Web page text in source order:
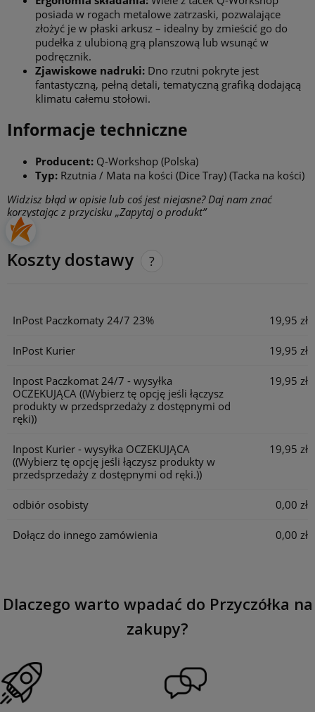
posiada w rogach metalowe zatrzaski, pozwalające
złożyć je w płaski arkusz – idealny by zmieścić go do
pudełka z ulubioną grą planszową lub wsunąć w
podręcznik.
Zjawiskowe nadruki: Dno rzutni pokryte jest
fantastyczną, pełną detali, tematyczną grafiką dodającą
klimatu całemu stołowi.
Informacje techniczne
Producent: Q-Workshop (Polska)
Typ: Rzutnia / Mata na kości (Dice Tray) (Tacka na kości)
Widzisz błąd w opisie lub coś jest niejasne? Daj nam znać
korzystając z przycisku „Zapytaj o produkt”
Koszty dostawy
InPost Paczkomaty 24/7 23% 19,95 zł
InPost Kurier 19,95 zł
Inpost Paczkomat 24/7 - wysyłka
OCZEKUJĄCA ((Wybierz tę opcję jeśli łączysz
produkty w przedsprzedaży z dostępnymi od
ręki))
19,95 zł
Inpost Kurier - wysyłka OCZEKUJĄCA
((Wybierz tę opcję jeśli łączysz produkty w
przedsprzedaży z dostępnymi od ręki.))
19,95 zł
odbiór osobisty 0,00 zł
Dołącz do innego zamówienia 0,00 zł
Dlaczego warto wpadać do Przyczółka na
zakupy?